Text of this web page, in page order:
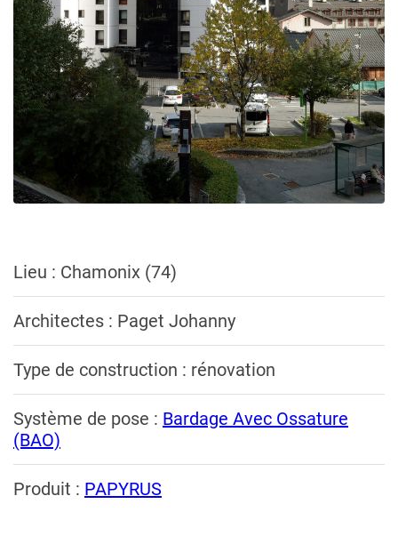
Lieu : Chamonix (74)
Architectes : Paget Johanny
Type de construction : rénovation
Système de pose : Bardage Avec Ossature
(BAO)
Produit : PAPYRUS